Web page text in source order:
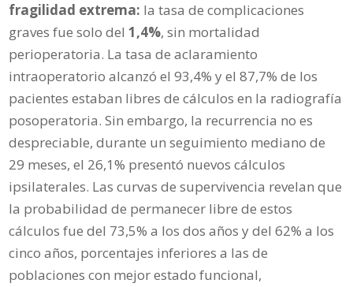
fragilidad extrema: la tasa de complicaciones
graves fue solo del1,4%, sin mortalidad
perioperatoria. La tasa de aclaramiento
intraoperatorio alcanzó el 93,4% y el 87,7% de los
pacientes estaban libres de cálculos en la radiografía
posoperatoria. Sin embargo, la recurrencia no es
despreciable, durante un seguimiento mediano de
29 meses, el 26,1% presentó nuevos cálculos
ipsilaterales. Las curvas de supervivencia revelan que
la probabilidad de permanecer libre de estos
cálculos fue del 73,5% a los dos años y del 62% a los
cinco años, porcentajes inferiores a las de
poblaciones con mejor estado funcional,